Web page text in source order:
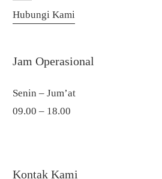
Hubungi Kami
Jam Operasional
Senin – Jum’at
09.00 – 18.00
Kontak Kami